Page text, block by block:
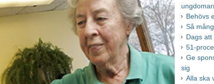
Behövs
Så
Dags
51-
Ge
sig
Alla ska